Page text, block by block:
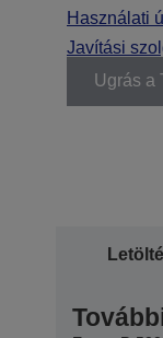
Használati
Javítási
Ugrás a